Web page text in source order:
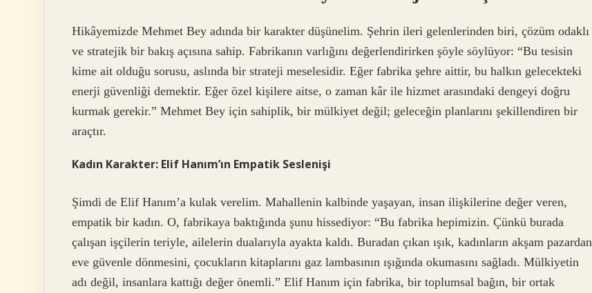
Hikâyemizde Mehmet Bey adında bir karakter düşünelim. Şehrin ileri gelenlerinden biri, çözüm odaklı
ve stratejik bir bakış açısına sahip. Fabrikanın varlığını değerlendirirken şöyle söylüyor: “Bu tesisin
kime ait olduğu sorusu, aslında bir strateji meselesidir. Eğer fabrika şehre aittir, bu halkın gelecekteki
enerji güvenliği demektir. Eğer özel kişilere aitse, o zaman kâr ile hizmet arasındaki dengeyi doğru
kurmak gerekir.” Mehmet Bey için sahiplik, bir mülkiyet değil; geleceğin planlarını şekillendiren bir
araçtır.
Kadın Karakter: Elif Hanım’ın Empatik Seslenişi
Şimdi de Elif Hanım’a kulak verelim. Mahallenin kalbinde yaşayan, insan ilişkilerine değer veren,
empatik bir kadın. O, fabrikaya baktığında şunu hissediyor: “Bu fabrika hepimizin. Çünkü burada
çalışan işçilerin teriyle, ailelerin dualarıyla ayakta kaldı. Buradan çıkan ışık, kadınların akşam pazardan
eve güvenle dönmesini, çocukların kitaplarını gaz lambasının ışığında okumasını sağladı. Mülkiyetin
adı değil, insanlara kattığı değer önemli.” Elif Hanım için fabrika, bir toplumsal bağın, bir ortak